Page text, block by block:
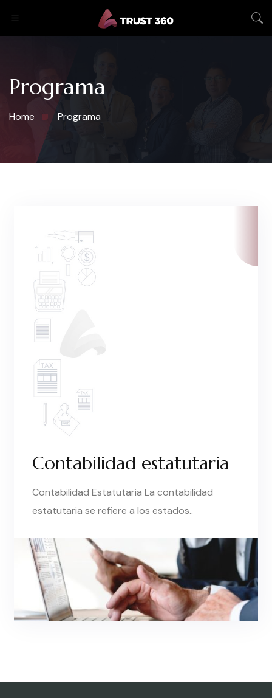
Programa
Home Programa
Contabilidad estatutaria
Contabilidad Estatutaria La contabilidad
estatutaria se refiere a los estados..